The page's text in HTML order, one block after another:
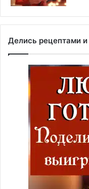
Делись рецептами